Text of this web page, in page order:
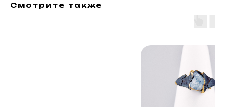
Смотрите также